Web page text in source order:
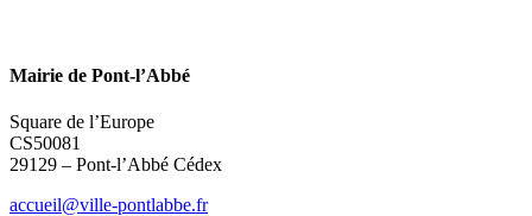
Mairie de Pont-l’Abbé
Square de l’Europe
CS50081
29129 – Pont-l’Abbé Cédex
accueil@ville-pontlabbe.fr